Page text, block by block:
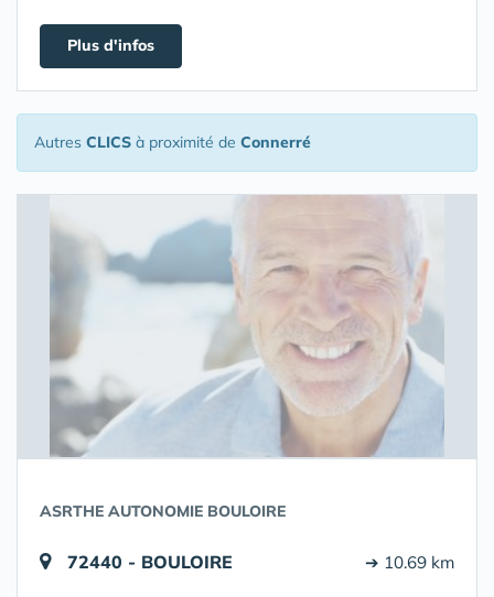
Plus d'infos
Autres CLICS à proximité de Connerré
ASRTHE AUTONOMIE BOULOIRE
72440 - BOULOIRE ➔ 10.69 km